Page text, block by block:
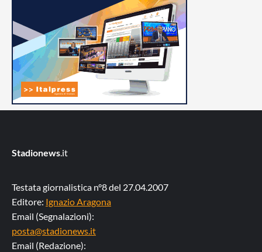
Stadionews.it
Testata giornalistica n°8 del 27.04.2007
Editore: Ignazio Aragona
Email (Segnalazioni):
posta@stadionews.it
Email (Redazione):